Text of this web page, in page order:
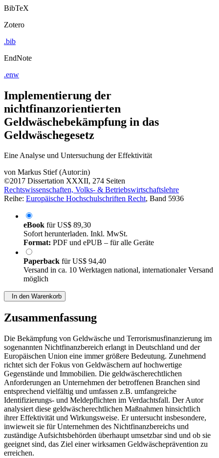
BibTeX
Zotero
.bib
EndNote
.enw
Implementierung der
nichtfinanzorientierten
Geldwäschebekämpfung in das
Geldwäschegesetz
Eine Analyse und Untersuchung der Effektivität
von Markus Stief (Autor:in)
©2017 Dissertation XXXII, 274 Seiten
Rechtswissenschaften, Volks- & Betriebswirtschaftslehre
Reihe: Europäische Hochschulschriften Recht, Band 5936
eBook fürUS$ 89,30
Sofort herunterladen. Inkl. MwSt.
Format: PDF und ePUB – für alle Geräte
Paperback fürUS$ 94,40
Versand in ca. 10 Werktagen national, internationaler Versand
möglich
In den Warenkorb
Zusammenfassung
Die Bekämpfung von Geldwäsche und Terrorismusfinanzierung im
sogenannten Nichtfinanzbereich erlangt in Deutschland und der
Europäischen Union eine immer größere Bedeutung. Zunehmend
richtet sich der Fokus von Geldwäschern auf hochwertige
Gegenstände und Immobilien. Die geldwäscherechtlichen
Anforderungen an Unternehmen der betroffenen Branchen sind
entsprechend vielfältig und umfassen z.B. umfangreiche
Identifizierungs- und Meldepflichten im Verdachtsfall. Der Autor
analysiert diese geldwäscherechtlichen Maßnahmen hinsichtlich
ihrer Effektivität und Wirkungsweise. Er untersucht insbesondere,
inwieweit sie für Unternehmen des Nichtfinanzbereichs und
zuständige Aufsichtsbehörden überhaupt umsetzbar sind und ob sie
geeignet sind, das Ziel einer wirksamen Geldwäscheprävention zu
erreichen.